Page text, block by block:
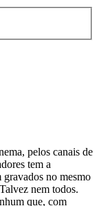
pelos canais de
tem a
gravados no mesmo
nem todos.
que, com